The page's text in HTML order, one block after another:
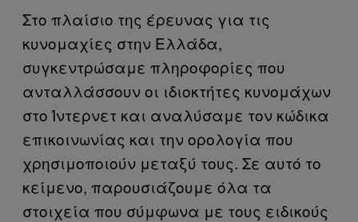
Στο πλαίσιο της έρευνας για τις
κυνομαχίες στην Ελλάδα,
συγκεντρώσαμε πληροφορίες που
ανταλλάσσουν οι ιδιοκτήτες κυνομάχων
στο Ίντερνετ και αναλύσαμε τον κώδικα
επικοινωνίας και την ορολογία που
χρησιμοποιούν μεταξύ τους. Σε αυτό το
κείμενο, παρουσιάζουμε όλα τα
στοιχεία που σύμφωνα με τους ειδικούς